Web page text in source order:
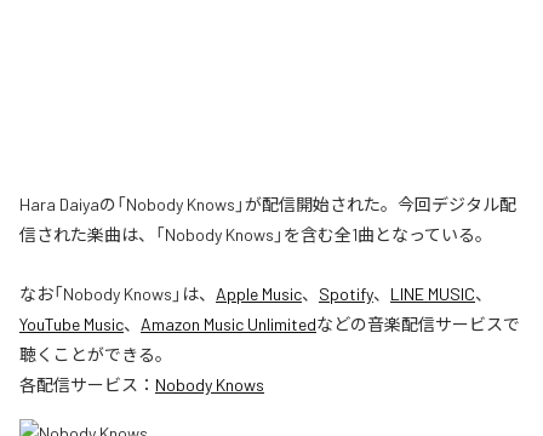
Hara Daiyaの「Nobody Knows」が配信開始された。今回デジタル配
信された楽曲は、「Nobody Knows」を含む全1曲となっている。
なお「Nobody Knows 」は、 Apple Music、 Spotify、 LINE MUSIC、
YouTube Music、 Amazon Music Unlimitedなどの音楽配信サービスで
聴くことができる。
各配信サービス： Nobody Knows